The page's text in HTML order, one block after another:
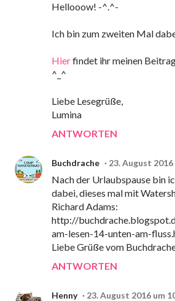
Hellooow! -^.^-
Ich bin zum zweiten Mal
Hierfindet ihr meinen
^_^
Liebe Lesegrüße,
Lumina
ANTWORTEN
Buchdrache 23. August
Nach der Urlaubspause bin
dabei, dieses mal mit
Richard Adams:
http://
am-lesen-14-unten-am-
Liebe Grüße vom
ANTWORTEN
Henny 23. August 2016 um